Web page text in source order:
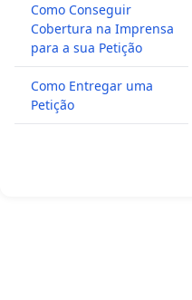
Como Conseguir
Cobertura na Imprensa
para a sua Petição
Como Entregar uma
Petição